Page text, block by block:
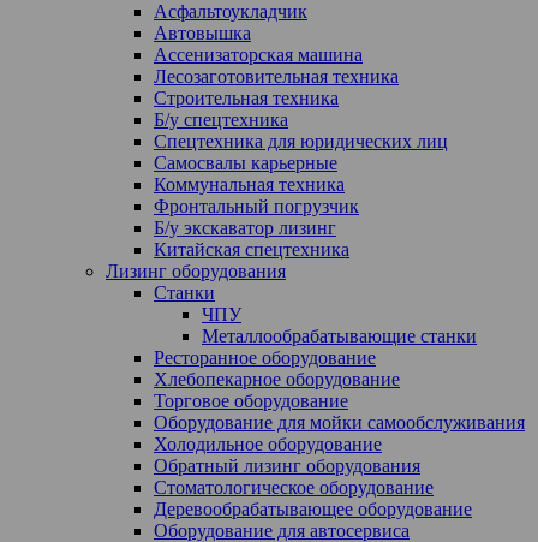
Асфальтоукладчик
Автовышка
Ассенизаторская машина
Лесозаготовительная техника
Строительная техника
Б/у спецтехника
Спецтехника для юридических лиц
Самосвалы карьерные
Коммунальная техника
Фронтальный погрузчик
Б/у экскаватор лизинг
Китайская спецтехника
Лизинг оборудования
Станки
ЧПУ
Металлообрабатывающие станки
Ресторанное оборудование
Хлебопекарное оборудование
Торговое оборудование
Оборудование для мойки самообслуживания
Холодильное оборудование
Обратный лизинг оборудования
Стоматологическое оборудование
Деревообрабатывающее оборудование
Оборудование для автосервиса